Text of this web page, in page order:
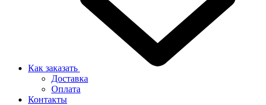
Как заказать
Доставка
Оплата
Контакты